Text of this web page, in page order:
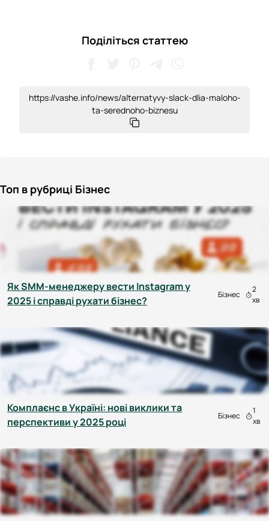
Поділіться статтею
https://vashe.info/news/alternatyvy-slack-dlia-maloho-
ta-serednoho-biznesu
Топ в рубриці Бізнес
Як SMM-менеджеру вести Instagram у
2025 і справді рухати бізнес?
Бізнес
2
хв
Комплаєнс в Україні: нові виклики та
перспективи у 2025 році
Бізнес
1
хв